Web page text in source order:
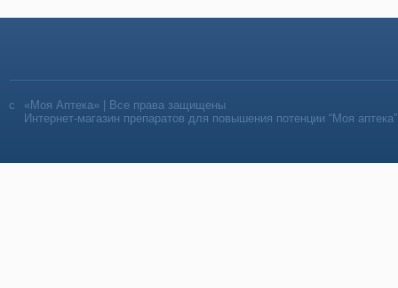
«Моя Аптека» | Все права защищены
Интернет-магазин препаратов для повышения потенции “Моя